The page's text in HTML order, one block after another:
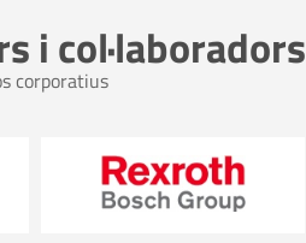
i col·laboradors
corporatius